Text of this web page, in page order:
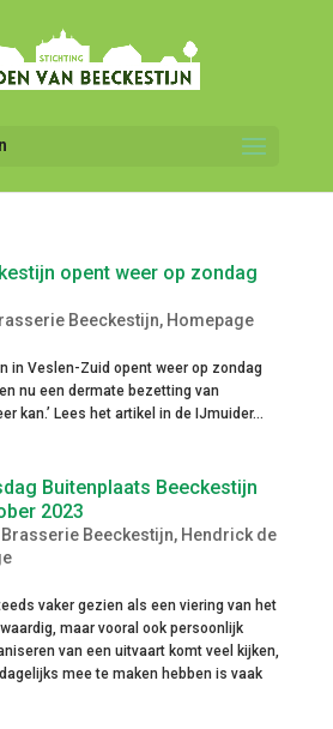
opent weer op zondag
Beeckestijn, Homepage
in Veslen-Zuid opent weer op zondag
nu een dermate bezetting van
kan.’ Lees het artikel in de IJmuider...
Buitenplaats Beeckestijn
2023
Brasserie Beeckestijn, Hendrick de
vaker gezien als een viering van het
maar vooral ook persoonlijk
van een uitvaart komt veel kijken,
mee te maken hebben is vaak